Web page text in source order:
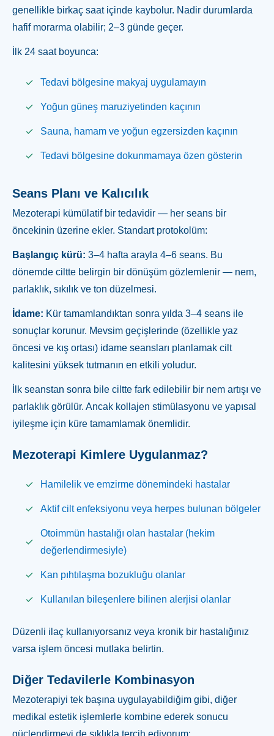
genellikle birkaç saat içinde kaybolur. Nadir durumlarda
hafif morarma olabilir; 2–3 günde geçer.
İlk 24 saat boyunca:
Tedavi bölgesine makyaj uygulamayın
Yoğun güneş maruziyetinden kaçının
Sauna, hamam ve yoğun egzersizden kaçının
Tedavi bölgesine dokunmamaya özen gösterin
Seans Planı ve Kalıcılık
Mezoterapi kümülatif bir tedavidir — her seans bir
öncekinin üzerine ekler. Standart protokolüm:
Başlangıç kürü: 3–4 hafta arayla 4–6 seans. Bu
dönemde ciltte belirgin bir dönüşüm gözlemlenir — nem,
parlaklık, sıkılık ve ton düzelmesi.
İdame: Kür tamamlandıktan sonra yılda 3–4 seans ile
sonuçlar korunur. Mevsim geçişlerinde (özellikle yaz
öncesi ve kış ortası) idame seansları planlamak cilt
kalitesini yüksek tutmanın en etkili yoludur.
İlk seanstan sonra bile ciltte fark edilebilir bir nem artışı ve
parlaklık görülür. Ancak kollajen stimülasyonu ve yapısal
iyileşme için küre tamamlamak önemlidir.
Mezoterapi Kimlere Uygulanmaz?
Hamilelik ve emzirme dönemindeki hastalar
Aktif cilt enfeksiyonu veya herpes bulunan bölgeler
Otoimmün hastalığı olan hastalar (hekim
değerlendirmesiyle)
Kan pıhtılaşma bozukluğu olanlar
Kullanılan bileşenlere bilinen alerjisi olanlar
Düzenli ilaç kullanıyorsanız veya kronik bir hastalığınız
varsa işlem öncesi mutlaka belirtin.
Diğer Tedavilerle Kombinasyon
Mezoterapiyi tek başına uygulayabildiğim gibi, diğer
medikal estetik işlemlerle kombine ederek sonucu